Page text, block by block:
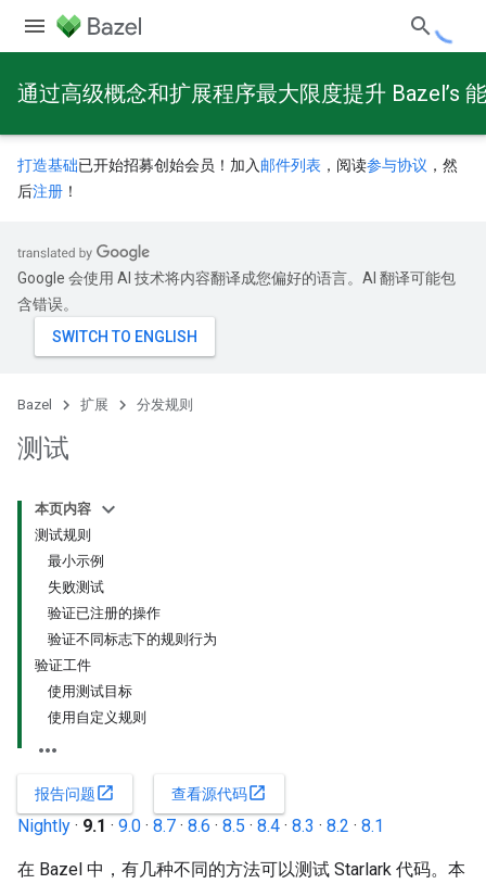
通过高级概念和扩展程序最大限度提升 Bazel’s
打造基础已开始招募创始会员！加入 邮件列表 ，阅读参与协议 ，然
后注册 ！
Google 会使用 AI 技术将内容翻译成您偏好的语言。AI 翻译可能包
含错误。
Bazel 扩展 分发规则
测试
本页内容
测试规则
最小示例
失败测试
验证已注册的操作
验证不同标志下的规则行为
验证工件
使用测试目标
使用自定义规则
报告问题open_in_new 查看源代码open_in_new
Nightly · 9.1 · 9.0 · 8.7 · 8.6 · 8.5 · 8.4 · 8.3 · 8.2 · 8.1
在 Bazel 中，有几种不同的方法可以测试 Starlark 代码。本